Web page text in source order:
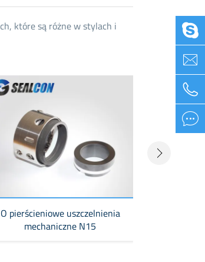
które są różne w stylach i
O pierścieniowe uszczelnienia
mechaniczne N15



